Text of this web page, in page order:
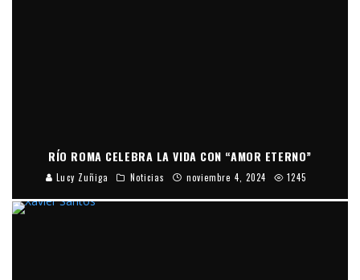
RÍO ROMA CELEBRA LA VIDA CON “AMOR ETERNO”
Lucy Zuñiga Noticias noviembre 4, 2024 1245